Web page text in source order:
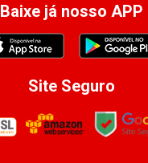
Baixe já nosso APP
Site Seguro